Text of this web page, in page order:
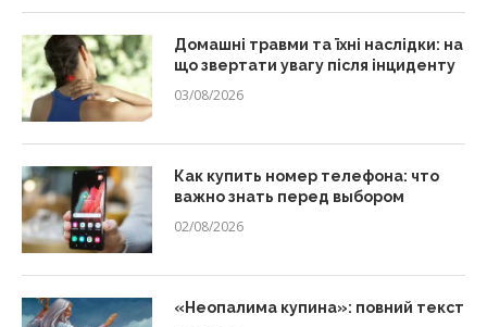
Домашні травми та їхні наслідки: на
що звертати увагу після інциденту
03/08/2026
Как купить номер телефона: что
важно знать перед выбором
02/08/2026
«Неопалима купина»: повний текст